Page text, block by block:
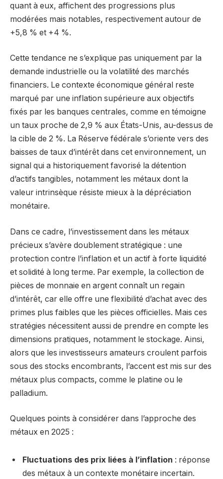
quant à eux, affichent des progressions plus
modérées mais notables, respectivement autour de
+5,8 % et +4 %.
Cette tendance ne s’explique pas uniquement par la
demande industrielle ou la volatilité des marchés
financiers. Le contexte économique général reste
marqué par une inflation supérieure aux objectifs
fixés par les banques centrales, comme en témoigne
un taux proche de 2,9 % aux États-Unis, au-dessus de
la cible de 2 %. La Réserve fédérale s’oriente vers des
baisses de taux d’intérêt dans cet environnement, un
signal qui a historiquement favorisé la détention
d’actifs tangibles, notamment les métaux dont la
valeur intrinsèque résiste mieux à la dépréciation
monétaire.
Dans ce cadre, l’investissement dans les métaux
précieux s’avère doublement stratégique : une
protection contre l’inflation et un actif à forte liquidité
et solidité à long terme. Par exemple, la collection de
pièces de monnaie en argent connaît un regain
d’intérêt, car elle offre une flexibilité d’achat avec des
primes plus faibles que les pièces officielles. Mais ces
stratégies nécessitent aussi de prendre en compte les
dimensions pratiques, notamment le stockage. Ainsi,
alors que les investisseurs amateurs croulent parfois
sous des stocks encombrants, l’accent est mis sur des
métaux plus compacts, comme le platine ou le
palladium.
Quelques points à considérer dans l’approche des
métaux en 2025 :
Fluctuations des prix liées à l’inflation : réponse
des métaux à un contexte monétaire incertain.